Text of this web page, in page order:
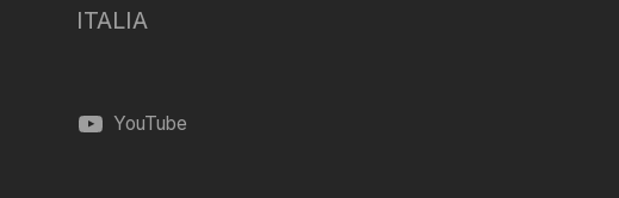
ITALIA
YouTube